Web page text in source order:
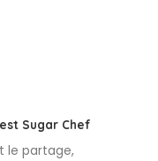
Sugar Chef
le partage,